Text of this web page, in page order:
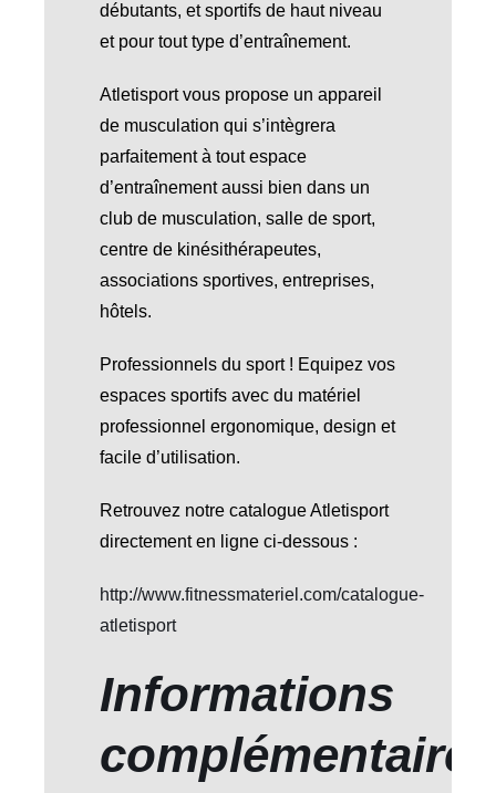
débutants, et sportifs de haut niveau
et pour tout type d’entraînement.
Atletisport vous propose un appareil
de musculation qui s’intègrera
parfaitement à tout espace
d’entraînement aussi bien dans un
club de musculation, salle de sport,
centre de kinésithérapeutes,
associations sportives, entreprises,
hôtels.
Professionnels du sport ! Equipez vos
espaces sportifs avec du matériel
professionnel ergonomique, design et
facile d’utilisation.
Retrouvez notre catalogue Atletisport
directement en ligne ci-dessous :
http://www.fitnessmateriel.com/catalogue-
atletisport
Informations
complémentaires